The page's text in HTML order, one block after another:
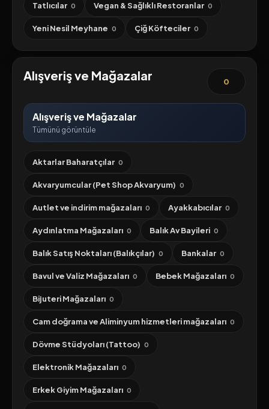
Tatlıcılar 0 Vegan & Sağlıklı Restoranlar 0
Yeni Nesil Meyhane 0 Çiğ Köfteciler 0
Alışveriş ve Mağazalar 0
Alışveriş ve Mağazalar
Tümünü görüntüle
Aktarlar Baharatçılar 0
Akvaryumcular (Pet Shop Akvaryum) 0
Autlet ve indirim mağazaları 0 Ayakkabıcılar 0
Aydınlatma Mağazaları 0 Balık Av Bayileri 0
Balık Satış Noktaları (Balıkçılar) 0 Bankalar 0
Bavul ve Valiz Mağazaları 0 Bebek Mağazaları 0
Bijuteri Mağazaları 0
Cam doğrama ve Aliminyum hizmetleri mağazaları 0
Dövme Stüdyoları (Tattoo) 0
Elektronik Mağazaları 0
Erkek Giyim Mağazaları 0